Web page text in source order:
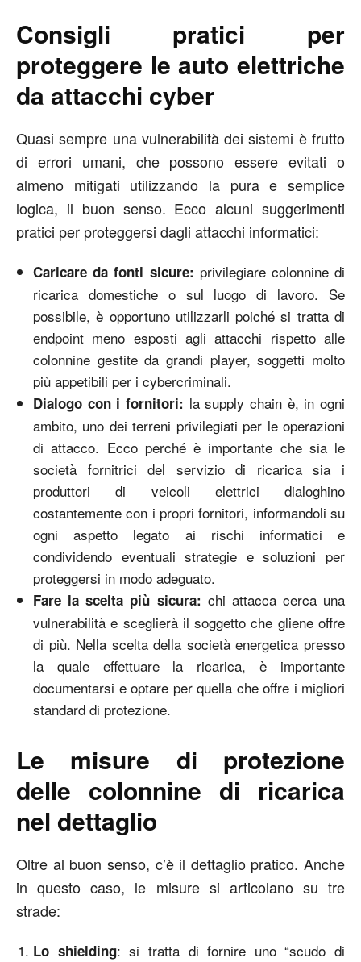
Consigli pratici per
proteggere le auto elettriche
da attacchi cyber
Quasi sempre una vulnerabilità dei sistemi è frutto
di errori umani, che possono essere evitati o
almeno mitigati utilizzando la pura e semplice
logica, il buon senso. Ecco alcuni suggerimenti
pratici per proteggersi dagli attacchi informatici:
Caricare da fonti sicure: privilegiare colonnine di
ricarica domestiche o sul luogo di lavoro. Se
possibile, è opportuno utilizzarli poiché si tratta di
endpoint meno esposti agli attacchi rispetto alle
colonnine gestite da grandi player, soggetti molto
più appetibili per i cybercriminali.
Dialogo con i fornitori: la supply chain è, in ogni
ambito, uno dei terreni privilegiati per le operazioni
di attacco. Ecco perché è importante che sia le
società fornitrici del servizio di ricarica sia i
produttori di veicoli elettrici dialoghino
costantemente con i propri fornitori, informandoli su
ogni aspetto legato ai rischi informatici e
condividendo eventuali strategie e soluzioni per
proteggersi in modo adeguato.
Fare la scelta più sicura: chi attacca cerca una
vulnerabilità e sceglierà il soggetto che gliene offre
di più. Nella scelta della società energetica presso
la quale effettuare la ricarica, è importante
documentarsi e optare per quella che offre i migliori
standard di protezione.
Le misure di protezione
delle colonnine di ricarica
nel dettaglio
Oltre al buon senso, c’è il dettaglio pratico. Anche
in questo caso, le misure si articolano su tre
strade:
Lo shielding: si tratta di fornire uno “scudo di